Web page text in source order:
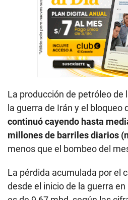
La producción de petróleo de
la guerra de Irán y el bloqueo
continuó cayendo hasta
millones de barriles diarios
menos que el bombeo del
La pérdida acumulada por el
desde el inicio de la guerra